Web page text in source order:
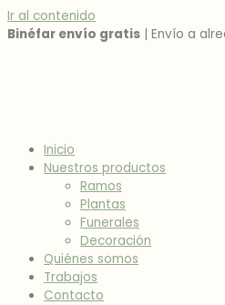
Ir al contenido
Binéfar envío gratis | Envío a
Inicio
Nuestros productos
Ramos
Plantas
Funerales
Decoración
Quiénes somos
Trabajos
Contacto